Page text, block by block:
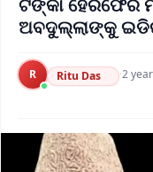
ଟଙ୍କା ହେରଫେର
ଅବଦୁଲ୍ଲାଙ୍କୁ
R Ritu Das ·2